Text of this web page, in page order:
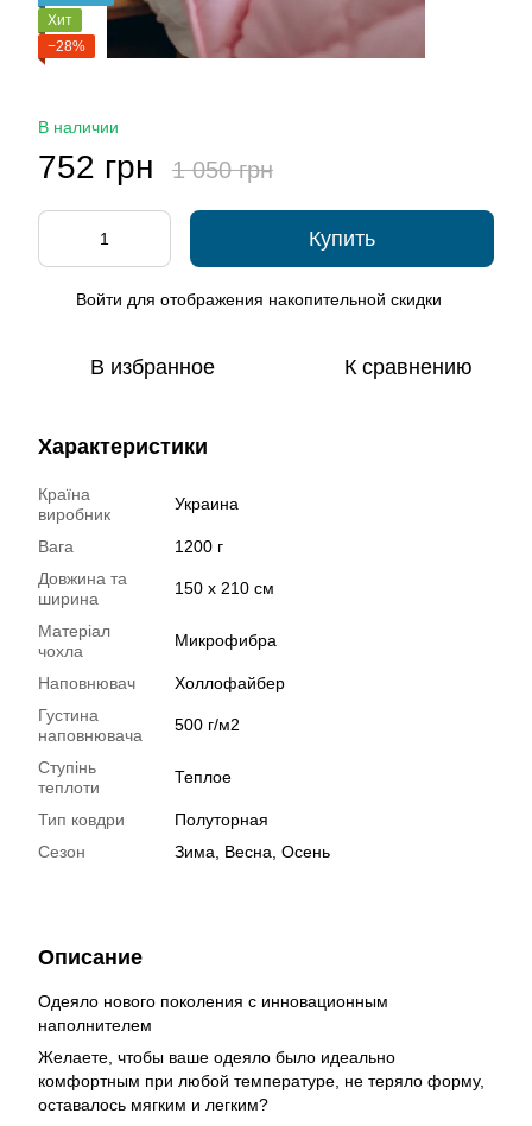
Хит
−28%
В наличии
752 грн 1 050 грн
Купить
Войти для отображения накопительной скидки
В избранное К сравнению
Характеристики
Країна
виробник
Украина
Вага
1200 г
Довжина та
ширина
150 х 210 см
Матеріал
чохла
Микрофибра
Наповнювач
Холлофайбер
Густина
наповнювача
500 г/м2
Ступінь
теплоти
Теплое
Тип ковдри
Полуторная
Сезон
Зима, Весна, Осень
Описание
Одеяло нового поколения с инновационным
наполнителем
Желаете, чтобы ваше одеяло было идеально
комфортным при любой температуре, не теряло форму,
оставалось мягким и легким?